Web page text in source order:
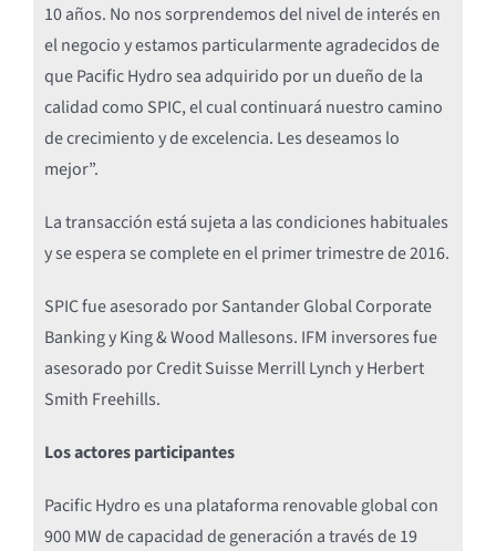
10 años. No nos sorprendemos del nivel de interés en
el negocio y estamos particularmente agradecidos de
que Pacific Hydro sea adquirido por un dueño de la
calidad como SPIC, el cual continuará nuestro camino
de crecimiento y de excelencia. Les deseamos lo
mejor”.
La transacción está sujeta a las condiciones habituales
y se espera se complete en el primer trimestre de 2016.
SPIC fue asesorado por Santander Global Corporate
Banking y King & Wood Mallesons. IFM inversores fue
asesorado por Credit Suisse Merrill Lynch y Herbert
Smith Freehills.
Los actores participantes
Pacific Hydro es una plataforma renovable global con
900 MW de capacidad de generación a través de 19